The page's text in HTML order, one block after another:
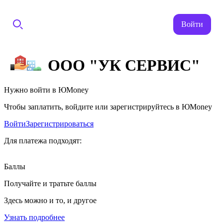
Войти
ООО "УК СЕРВИС"
Нужно войти в ЮMoney
Чтобы заплатить, войдите или зарегистрируйтесь в ЮMoney
ВойтиЗарегистрироваться
Для платежа подходят:
Баллы
Получайте и тратьте баллы
Здесь можно и то, и другое
Узнать подробнее